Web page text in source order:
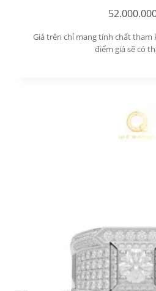
Giá trên chỉ mang tính chất
điểm giá sẽ có